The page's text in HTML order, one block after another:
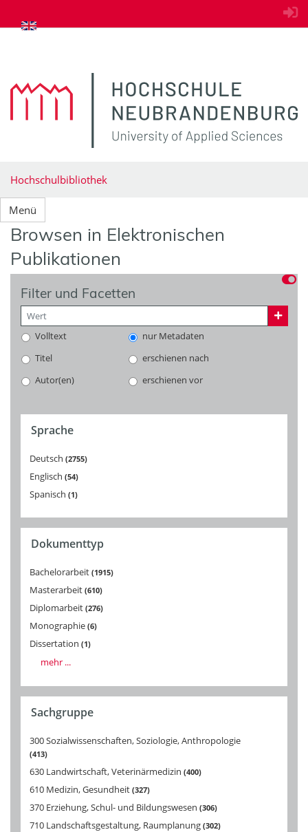
zum Inhalt springen
Hochschulbibliothek
Menü
Browsen in Elektronischen
Publikationen
Filter und Facetten
Volltext
nur Metadaten
Titel
erschienen nach
Autor(en)
erschienen vor
Sprache
Deutsch 2755
Englisch 54
Spanisch 1
Dokumenttyp
Bachelorarbeit 1915
Masterarbeit 610
Diplomarbeit 276
Monographie 6
Dissertation 1
mehr ...
Sachgruppe
300 Sozialwissenschaften, Soziologie, Anthropologie
413
630 Landwirtschaft, Veterinärmedizin 400
610 Medizin, Gesundheit 327
370 Erziehung, Schul- und Bildungswesen 306
710 Landschaftsgestaltung, Raumplanung 302